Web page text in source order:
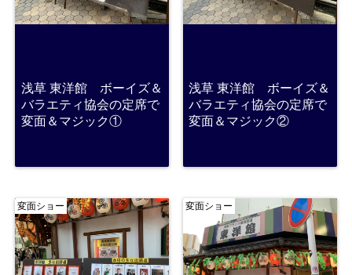
浅草 東洋館 ボーイズ＆
バラエティ協会の定席で
変面＆マジック①
浅草 東洋館 ボーイズ＆
バラエティ協会の定席で
変面＆マジック②
変面ショー 変面ショー